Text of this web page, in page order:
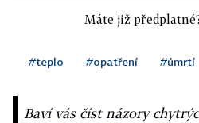
Máte již
#teplo #opatření #úmrtí
Baví vás číst názory